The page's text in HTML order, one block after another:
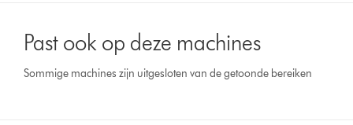
Past ook op deze machines
Sommige machines zijn uitgesloten van de getoonde bereiken